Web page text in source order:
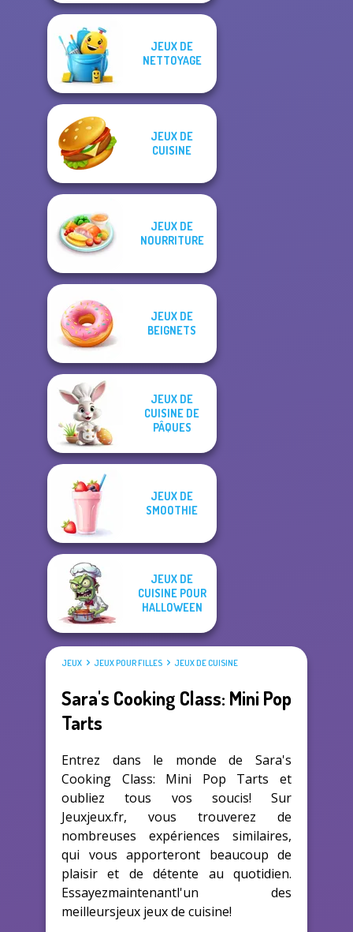
JEUX DE
NETTOYAGE
JEUX DE
CUISINE
JEUX DE
NOURRITURE
JEUX DE
BEIGNETS
JEUX DE
CUISINE DE
PÂQUES
JEUX DE
SMOOTHIE
JEUX DE
CUISINE POUR
HALLOWEEN
JEUX JEUX POUR FILLES JEUX DE CUISINE
Sara's Cooking Class: Mini Pop
Tarts
Entrez dans le monde de Sara's
Cooking Class: Mini Pop Tarts et
oubliez tous vos soucis! Sur
Jeuxjeux.fr, vous trouverez de
nombreuses expériences similaires,
qui vous apporteront beaucoup de
plaisir et de détente au quotidien.
Essayezmaintenantl'un des
meilleursjeux jeux de cuisine!